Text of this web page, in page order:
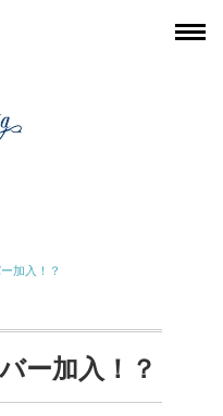
加入！？
ー加入！？